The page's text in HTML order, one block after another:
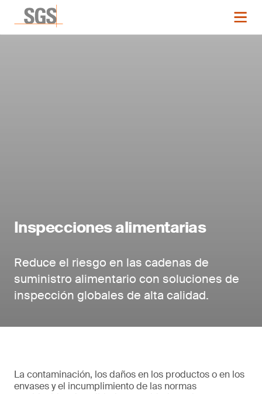
Inspecciones alimentarias
Reduce el riesgo en las cadenas de
suministro alimentario con soluciones de
inspección globales de alta calidad.
La contaminación, los daños en los productos o en los
envases y el incumplimiento de las normas